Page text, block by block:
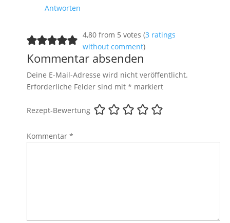
Antworten
4,80 from 5 votes (3 ratings
without comment)
Kommentar absenden
Deine E-Mail-Adresse wird nicht veröffentlicht.
Erforderliche Felder sind mit * markiert
Rezept-Bewertung
Kommentar *